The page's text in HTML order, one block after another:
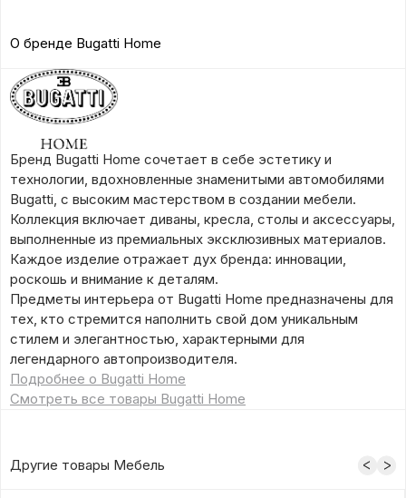
О бренде Bugatti Home
Бренд Bugatti Home сочетает в себе эстетику и
технологии, вдохновленные знаменитыми автомобилями
Bugatti, с высоким мастерством в создании мебели.
Коллекция включает диваны, кресла, столы и аксессуары,
выполненные из премиальных эксклюзивных материалов.
Каждое изделие отражает дух бренда: инновации,
роскошь и внимание к деталям.
Предметы интерьера от Bugatti Home предназначены для
тех, кто стремится наполнить свой дом уникальным
стилем и элегантностью, характерными для
легендарного автопроизводителя.
Подробнее о Bugatti Home
Смотреть все товары Bugatti Home
Другие товары Мебель